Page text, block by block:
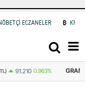
ECZANELER
91.210 0.963% GRAM